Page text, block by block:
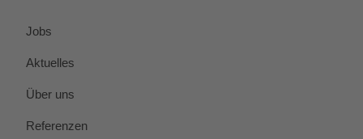
Jobs
Aktuelles
Über uns
Referenzen